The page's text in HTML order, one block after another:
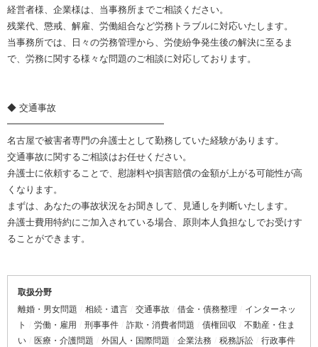
経営者様、企業様は、当事務所までご相談ください。
残業代、懲戒、解雇、労働組合など労務トラブルに対応いたします。
当事務所では、日々の労務管理から、労使紛争発生後の解決に至るま
で、労務に関する様々な問題のご相談に対応しております。
◆ 交通事故
━━━━━━━━━━━━━━━━━
名古屋で被害者専門の弁護士として勤務していた経験があります。
交通事故に関するご相談はお任せください。
弁護士に依頼することで、慰謝料や損害賠償の金額が上がる可能性が高
くなります。
まずは、あなたの事故状況をお聞きして、見通しを判断いたします。
弁護士費用特約にご加入されている場合、原則本人負担なしでお受けす
ることができます。
取扱分野
離婚・男女問題
相続・遺言 交通事故 借金・債務整理
インターネッ
ト
労働・雇用 刑事事件 詐欺・消費者問題 債権回収
不動産・住ま
い
医療・介護問題 外国人・国際問題 企業法務 税務訴訟 行政事件